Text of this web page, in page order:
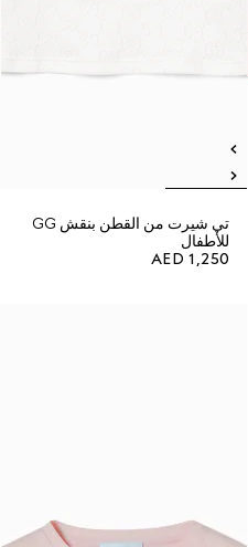
تي شيرت من القطن بنقش GG
للأطفال
AED 1,250